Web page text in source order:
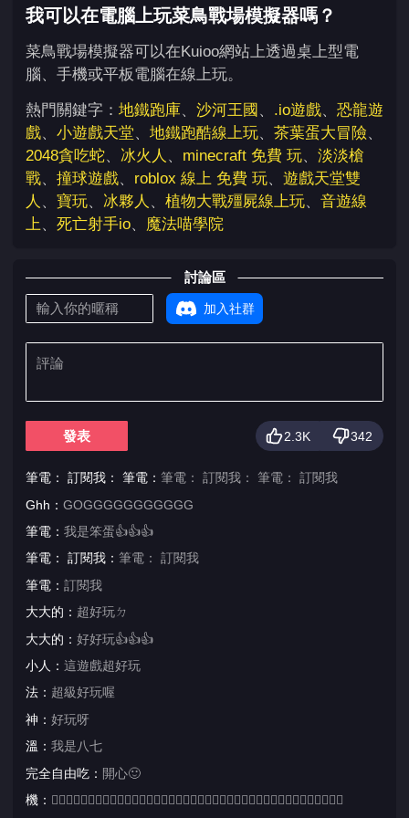
我可以在電腦上玩菜鳥戰場模擬器嗎？
菜鳥戰場模擬器可以在Kuioo網站上透過桌上型電
腦、手機或平板電腦在線上玩。
熱門關鍵字： 地鐵跑庫、 沙河王國 、 .io遊戲、 恐龍遊
戲、 小遊戲天堂、 地鐵跑酷線上玩、 茶葉蛋大冒險、
2048貪吃蛇、 冰火人 、 minecraft 免費 玩、 淡淡槍
戰、 撞球遊戲、 roblox 線上 免費 玩、 遊戲天堂雙
人 、 寶玩、 冰夥人 、 植物大戰殭屍線上玩、 音遊線
上 、 死亡射手io、 魔法喵學院
討論區
加入社群
發表 2.3K 342
筆電： 訂閱我： 筆電： 筆電： 訂閱我： 筆電： 訂閱我
Ghh： GOGGGGGGGGGGG
筆電： 我是笨蛋👍👍👍
筆電： 訂閱我： 筆電： 訂閱我
筆電： 訂閱我
大大的： 超好玩ㄉ
大大的： 好好玩👍👍👍
小人： 這遊戲超好玩
法： 超級好玩喔
神： 好玩呀
溫： 我是八七
完全自由吃： 開心🙂️
機： 👍🏻👍🏻👍🏻👍🏻👍🏻👍🏻👍🏻👍🏻👍🏻👍🏻👍🏻👍🏻👍🏻👍🏻👍🏻👍🏻👍🏻👍🏻👍🏻👍🏻